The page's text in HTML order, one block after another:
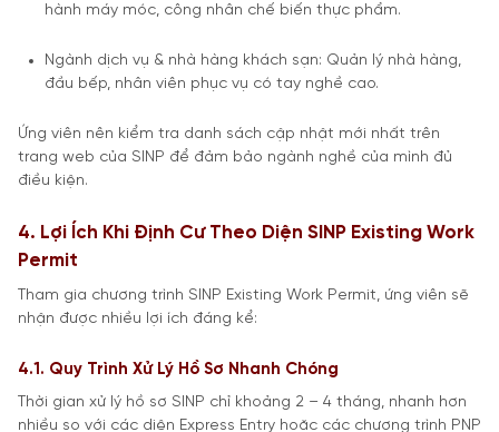
hành máy móc, công nhân chế biến thực phẩm.
Ngành dịch vụ & nhà hàng khách sạn: Quản lý nhà hàng,
đầu bếp, nhân viên phục vụ có tay nghề cao.
Ứng viên nên kiểm tra danh sách cập nhật mới nhất trên
trang web của SINP để đảm bảo ngành nghề của mình đủ
điều kiện.
4. Lợi Ích Khi Định Cư Theo Diện SINP Existing Work
Permit
Tham gia chương trình SINP Existing Work Permit, ứng viên sẽ
nhận được nhiều lợi ích đáng kể:
4.1. Quy Trình Xử Lý Hồ Sơ Nhanh Chóng
Thời gian xử lý hồ sơ SINP chỉ khoảng 2 – 4 tháng, nhanh hơn
nhiều so với các diện Express Entry hoặc các chương trình PNP